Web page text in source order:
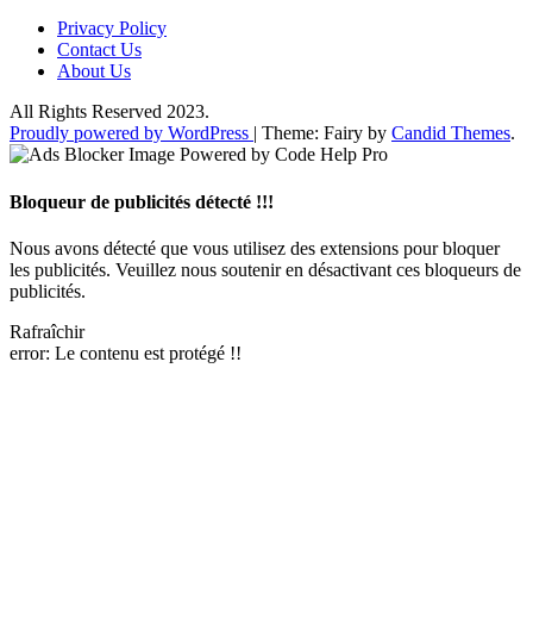
Privacy Policy
Contact Us
About Us
All Rights Reserved 2023.
Proudly powered by WordPress | Theme: Fairy by Candid Themes.
Bloqueur de publicités détecté !!!
Nous avons détecté que vous utilisez des extensions pour bloquer
les publicités. Veuillez nous soutenir en désactivant ces bloqueurs de
publicités.
Rafraîchir
error: Le contenu est protégé !!